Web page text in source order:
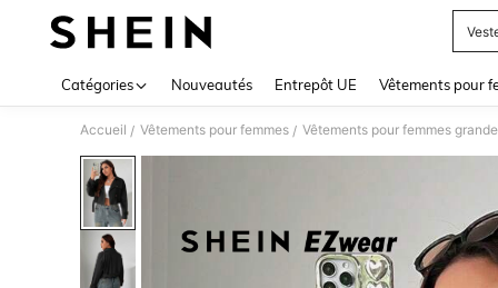
Catégories Nouveautés Entrepôt UE Vêtements pour
Accueil / Vêtements pour femmes / Vêtements pour femmes